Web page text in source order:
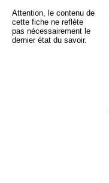
Attention, le contenu de
cette fiche ne reflète
pas nécessairement le
dernier état du savoir.